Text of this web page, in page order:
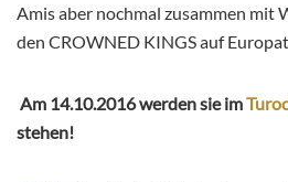
Amis aber nochmal zusammen mit
den CROWNED KINGS auf
Am 14.10.2016 werden sie im
stehen!